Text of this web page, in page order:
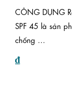
CÔNG DỤNG
SPF 45 là sản
chống ...
₫